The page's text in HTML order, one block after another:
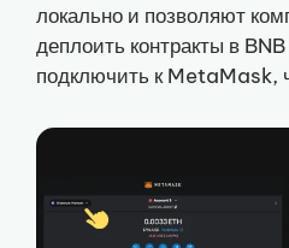
локально и позволяют
деплоить контракты в
подключить к MetaMask,